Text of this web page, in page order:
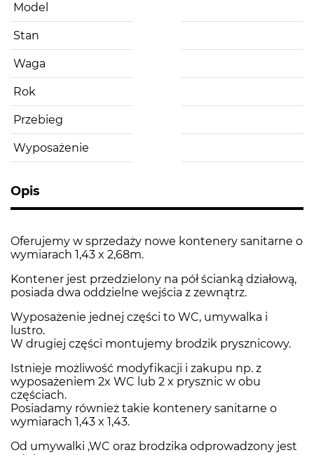
Model
Stan
Waga
Rok
Przebieg
Wyposażenie
Opis
Oferujemy w sprzedaży nowe kontenery sanitarne o
wymiarach 1,43 x 2,68m.
Kontener jest przedzielony na pół ścianką działową,
posiada dwa oddzielne wejścia z zewnątrz.
Wyposażenie jednej części to WC, umywalka i
lustro.
W drugiej części montujemy brodzik prysznicowy.
Istnieje możliwość modyfikacji i zakupu np. z
wyposażeniem 2x WC lub 2 x prysznic w obu
częściach.
Posiadamy również takie kontenery sanitarne o
wymiarach 1,43 x 1,43.
Od umywalki ,WC oraz brodzika odprowadzony jest